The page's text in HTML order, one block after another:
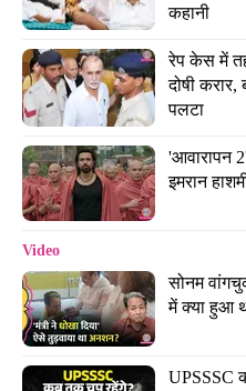
कहानी
रेप केस में
दोषी
पलटा
'आवारापन
इमरान
Video
सोनम
में क्या हुआ
UPSSSC